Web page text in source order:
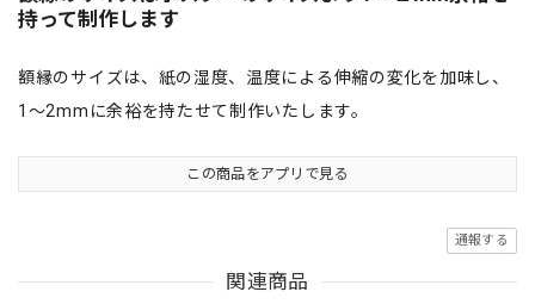
持って制作します
額縁のサイズは、紙の湿度、温度による伸縮の変化を加味し、
1〜2mmに余裕を持たせて制作いたします。
この商品をアプリで見る
通報する
関連商品